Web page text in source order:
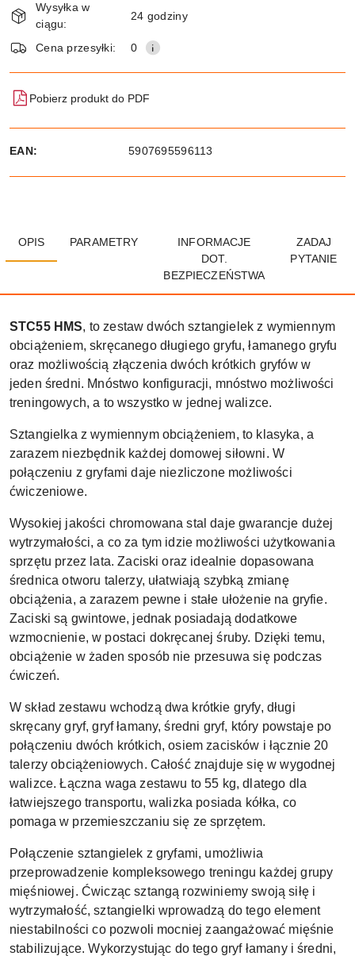
i
dostawa
Wysyłka w
ciągu:
24 godziny
Cena przesyłki: 0
Pobierz produkt do PDF
EAN: 5907695596113
OPIS PARAMETRY
INFORMACJE
DOT.
BEZPIECZEŃSTWA
ZADAJ
PYTANIE
STC55 HMS, to zestaw dwóch sztangielek z wymiennym
obciążeniem, skręcanego długiego gryfu, łamanego gryfu
oraz możliwością złączenia dwóch krótkich gryfów w
jeden średni. Mnóstwo konfiguracji, mnóstwo możliwości
treningowych, a to wszystko w jednej walizce.
Sztangielka z wymiennym obciążeniem, to klasyka, a
zarazem niezbędnik każdej domowej siłowni. W
połączeniu z gryfami daje niezliczone możliwości
ćwiczeniowe.
Wysokiej jakości chromowana stal daje gwarancje dużej
wytrzymałości, a co za tym idzie możliwości użytkowania
sprzętu przez lata. Zaciski oraz idealnie dopasowana
średnica otworu talerzy, ułatwiają szybką zmianę
obciążenia, a zarazem pewne i stałe ułożenie na gryfie.
Zaciski są gwintowe, jednak posiadają dodatkowe
wzmocnienie, w postaci dokręcanej śruby. Dzięki temu,
obciążenie w żaden sposób nie przesuwa się podczas
ćwiczeń.
W skład zestawu wchodzą dwa krótkie gryfy, długi
skręcany gryf, gryf łamany, średni gryf, który powstaje po
połączeniu dwóch krótkich, osiem zacisków i łącznie 20
talerzy obciążeniowych. Całość znajduje się w wygodnej
walizce. Łączna waga zestawu to 55 kg, dlatego dla
łatwiejszego transportu, walizka posiada kółka, co
pomaga w przemieszczaniu się ze sprzętem.
Połączenie sztangielek z gryfami, umożliwia
przeprowadzenie kompleksowego treningu każdej grupy
mięśniowej. Ćwicząc sztangą rozwiniemy swoją siłę i
wytrzymałość, sztangielki wprowadzą do tego element
niestabilności co pozwoli mocniej zaangażować mięśnie
stabilizujące. Wykorzystując do tego gryf łamany i średni,